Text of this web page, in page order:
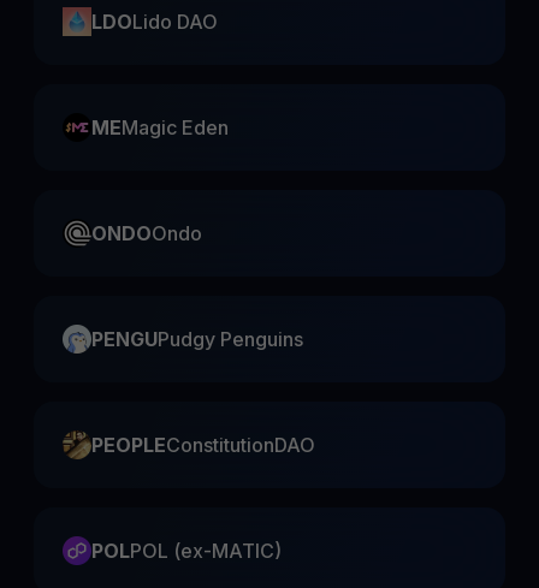
LDOLido DAO
MEMagic Eden
ONDOOndo
PENGUPudgy Penguins
PEOPLEConstitutionDAO
POLPOL (ex-MATIC)